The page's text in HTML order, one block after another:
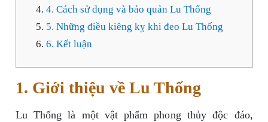
4. Cách sử dụng và bảo quản Lu Thống
5. Những điều kiêng kỵ khi đeo Lu Thống
6. Kết luận
1. Giới thiệu về Lu Thống
Lu Thống là một vật phẩm phong thủy độc đáo,